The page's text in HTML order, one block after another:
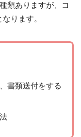
類ありますが、コ
なります。
書類送付をする